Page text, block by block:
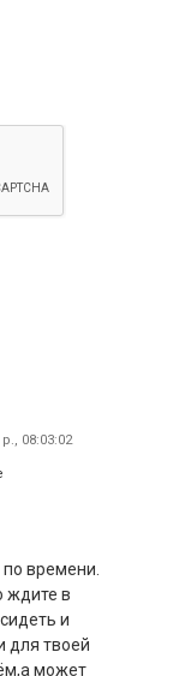
р., 08:03:02
времени.
ждите в
и
для твоей
может